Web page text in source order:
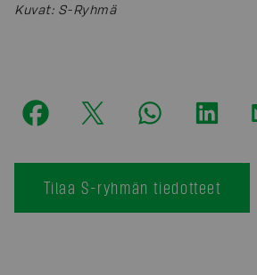
Kuvat: S-Ryhmä
Tilaa S-ryhmän tiedotteet